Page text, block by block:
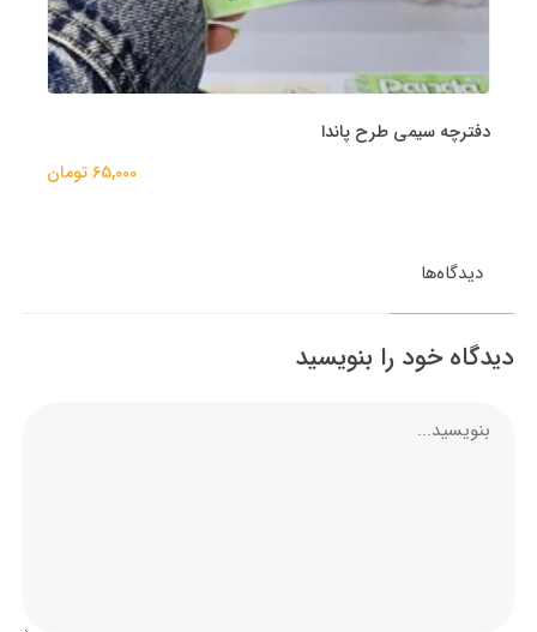
دفترچه سیمی طرح پاندا
65,000 تومان
دیدگاه‌ها
دیدگاه خود را بنویسید